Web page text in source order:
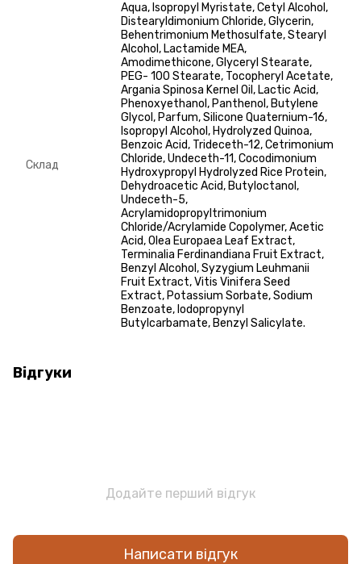
Склад
Aqua, Isopropyl Myristate, Cetyl Alcohol,
Distearyldimonium Chloride, Glycerin,
Behentrimonium Methosulfate, Stearyl
Alcohol, Lactamide MEA,
Amodimethicone, Glyceryl Stearate,
PEG- 100 Stearate, Tocopheryl Acetate,
Argania Spinosa Kernel Oil, Lactic Acid,
Phenoxyethanol, Panthenol, Butylene
Glycol, Parfum, Silicone Quaternium-16,
Isopropyl Alcohol, Hydrolyzed Quinoa,
Benzoic Acid, Trideceth-12, Cetrimonium
Chloride, Undeceth-11, Cocodimonium
Hydroxypropyl Hydrolyzed Rice Protein,
Dehydroacetic Acid, Butyloctanol,
Undeceth-5,
Acrylamidopropyltrimonium
Chloride/Acrylamide Copolymer, Acetic
Acid, Olea Europaea Leaf Extract,
Terminalia Ferdinandiana Fruit Extract,
Benzyl Alcohol, Syzygium Leuhmanii
Fruit Extract, Vitis Vinifera Seed
Extract, Potassium Sorbate, Sodium
Benzoate, Iodopropynyl
Butylcarbamate, Benzyl Salicylate.
Відгуки
Додайте перший відгук
Написати відгук